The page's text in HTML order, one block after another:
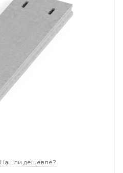
Нашли дешевле?